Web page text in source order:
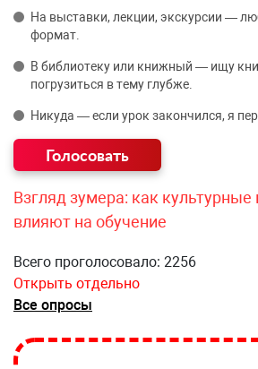
На выставки, лекции, экскурсии —
формат.
В библиотеку или книжный — ищу
погрузиться в тему глубже.
Никуда — если урок закончился, я
Взгляд зумера: как
влияют на обучение
Всего проголосовало: 2256
Открыть отдельно
Все опросы